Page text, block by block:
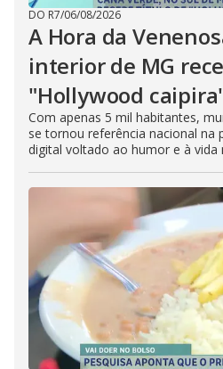
DO R7/06/08/2026
A Hora da
interior de MG
"Hollywood
Com apenas 5 mil habitantes,
se tornou referência nacional na
digital voltado ao humor e à vida